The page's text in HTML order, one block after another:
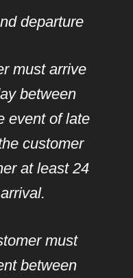
departure
must arrive
between
event of late
customer
at least 24
must
between